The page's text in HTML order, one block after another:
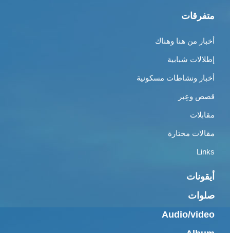
متفرقات
أخبار من هنا وهناك
إطلالات شبابية
أخبار ونشاطات مسكونية
قصص وعِبر
مقابلات
مقالات مختارة
Links
أيقونات
صلوات
Audio/video